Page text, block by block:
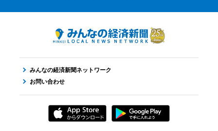
みんなの経済新聞ネットワーク
お問い合わせ